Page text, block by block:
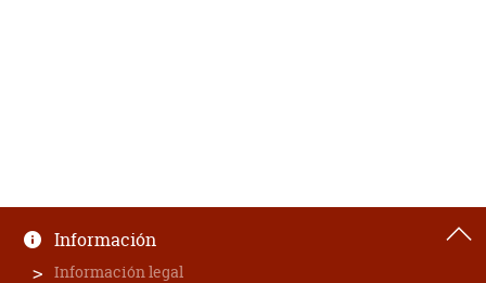
Información
Información legal